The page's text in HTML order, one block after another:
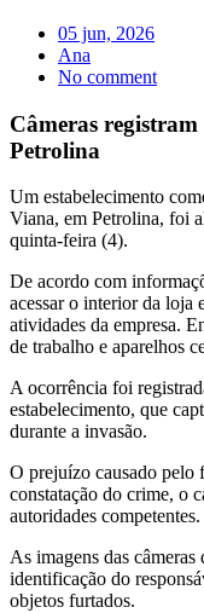
05 jun, 2026
Ana
No comment
Câmeras
Petrolina
Um estabelecimento
Viana, em Petrolina, foi
quinta-feira (4).
De acordo com
acessar o interior da loja
atividades da empresa.
de trabalho e aparelhos
A ocorrência foi
estabelecimento, que
durante a invasão.
O prejuízo causado pelo
constatação do crime, o
autoridades competentes.
As imagens das
identificação do
objetos furtados.